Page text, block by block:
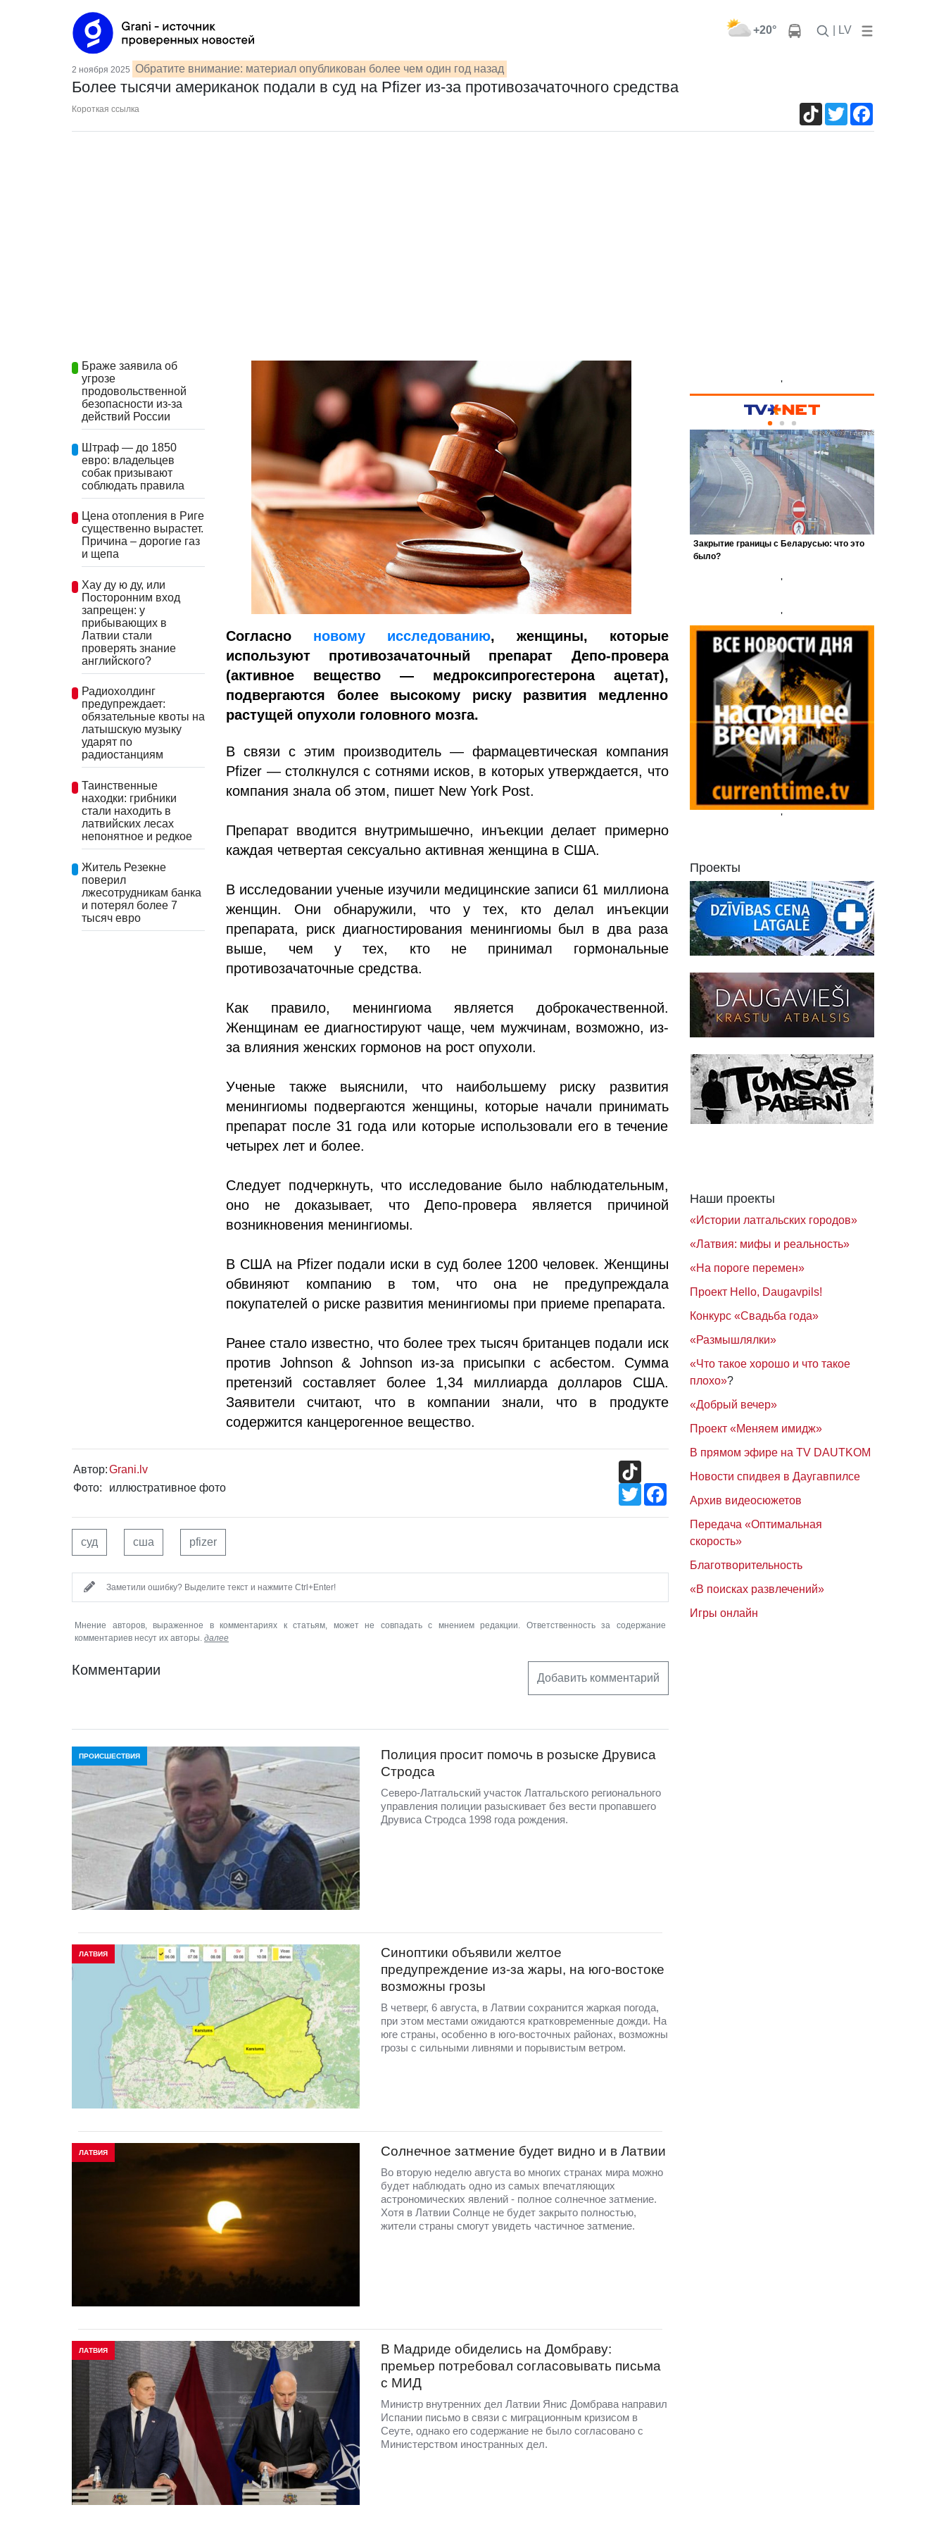
+20° | LV
2 ноября 2025 Обратите внимание: материал опубликован более чем один год назад
Более тысячи американок подали в суд на Pfizer из-за противозачаточного средства
Короткая ссылка TikTokTwitter
Браже заявила об
угрозе
продовольственной
безопасности из-за
действий России
Штраф — до 1850
евро: владельцев
собак призывают
соблюдать правила
Цена отопления в Риге
существенно вырастет.
Причина – дорогие газ
и щепа
Хау ду ю ду, или
Посторонним вход
запрещен: у
прибывающих в
Латвии стали
проверять знание
английского?
Радиохолдинг
предупреждает:
обязательные квоты на
латышскую музыку
ударят по
радиостанциям
Таинственные
находки: грибники
стали находить в
латвийских лесах
непонятное и редкое
Житель Резекне
поверил
лжесотрудникам банка
и потерял более 7
тысяч евро
Согласно новому исследованию, женщины, которые
используют противозачаточный препарат Депо-провера
(активное вещество — медроксипрогестерона ацетат),
подвергаются более высокому риску развития медленно
растущей опухоли головного мозга.
В связи с этим производитель — фармацевтическая компания
Pfizer — столкнулся с сотнями исков, в которых утверждается, что
компания знала об этом, пишет New York Post.
Препарат вводится внутримышечно, инъекции делает примерно
каждая четвертая сексуально активная женщина в США.
В исследовании ученые изучили медицинские записи 61 миллиона
женщин. Они обнаружили, что у тех, кто делал инъекции
препарата, риск диагностирования менингиомы был в два раза
выше, чем у тех, кто не принимал гормональные
противозачаточные средства.
Как правило, менингиома является доброкачественной.
Женщинам ее диагностируют чаще, чем мужчинам, возможно, из-
за влияния женских гормонов на рост опухоли.
Ученые также выяснили, что наибольшему риску развития
менингиомы подвергаются женщины, которые начали принимать
препарат после 31 года или которые использовали его в течение
четырех лет и более.
Следует подчеркнуть, что исследование было наблюдательным,
оно не доказывает, что Депо-провера является причиной
возникновения менингиомы.
В США на Pfizer подали иски в суд более 1200 человек. Женщины
обвиняют компанию в том, что она не предупреждала
покупателей о риске развития менингиомы при приеме препарата.
Ранее стало известно, что более трех тысяч британцев подали иск
против Johnson & Johnson из-за присыпки с асбестом. Сумма
претензий составляет более 1,34 миллиарда долларов США.
Заявители считают, что в компании знали, что в продукте
содержится канцерогенное вещество.
Автор:Grani.lv
Фото:
иллюстративное фото
TikTok
TwitterFacebook
суд сша pfizer
Заметили ошибку? Выделите текст и нажмите Ctrl+Enter!
Мнение авторов, выраженное в комментариях к статьям, может не совпадать с мнением редакции. Ответственность за содержание
комментариев несут их авторы. далее
Комментарии
Добавить комментарий
ПРОИСШЕСТВИЯ
Полиция просит помочь в розыске Друвиса
Стродса
Северо-Латгальский участок Латгальского регионального
управления полиции разыскивает без вести пропавшего
Друвиса Стродса 1998 года рождения.
ЛАТВИЯ
Синоптики объявили желтое
предупреждение из-за жары, на юго-востоке
возможны грозы
В четверг, 6 августа, в Латвии сохранится жаркая погода,
при этом местами ожидаются кратковременные дожди. На
юге страны, особенно в юго-восточных районах, возможны
грозы с сильными ливнями и порывистым ветром.
ЛАТВИЯ Солнечное затмение будет видно и в Латвии
Во вторую неделю августа во многих странах мира можно
будет наблюдать одно из самых впечатляющих
астрономических явлений - полное солнечное затмение.
Хотя в Латвии Солнце не будет закрыто полностью,
жители страны смогут увидеть частичное затмение.
ЛАТВИЯ
В Мадриде обиделись на Домбраву:
премьер потребовал согласовывать письма
с МИД
Министр внутренних дел Латвии Янис Домбрава направил
Испании письмо в связи с миграционным кризисом в
Сеуте, однако его содержание не было согласовано с
Министерством иностранных дел.
'
'
'
'
Проекты
Наши проекты
«Истории латгальских городов»
«Латвия: мифы и реальность»
«На пороге перемен»
Проект Hello, Daugavpils!
Конкурс «Свадьба года»
«Размышлялки»
«Что такое хорошо и что такое
плохо»?
«Добрый вечер»
Проект «Меняем имидж»
В прямом эфире на TV DAUTKOM
Новости спидвея в Даугавпилсе
Архив видеосюжетов
Передача «Оптимальная
скорость»
Благотворительность
«В поисках развлечений»
Игры онлайн